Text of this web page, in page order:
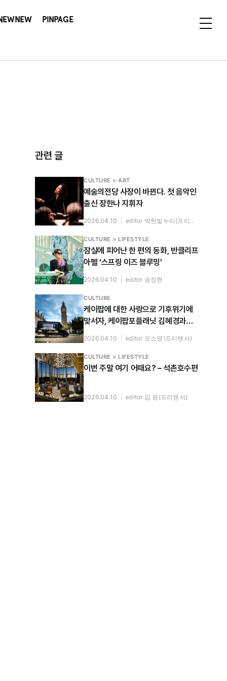
PINPAGE
관련 글
CULTURE > ART
예술의전당 사장이 바뀐다. 첫 음악인
출신 장한나 지휘자
2026.04.10 editor 박한빛누리(프리랜서)
CULTURE > LIFESTYLE
잠실에 피어난 한 편의 동화, 반클리프
아펠 ‘스프링 이즈 블루밍’
2026.04.10 editor 송정현
CULTURE
케이팝에 대한 사랑으로 기후위기에
맞서자, 케이팝포플래닛 김혜경과
누룰 사리파와 나눈 대화
2026.04.10 editor 오소영(프리랜서)
CULTURE > LIFESTYLE
이번 주말 여기 어때요? – 석촌호수편
2026.04.10 editor 김 원(프리랜서)